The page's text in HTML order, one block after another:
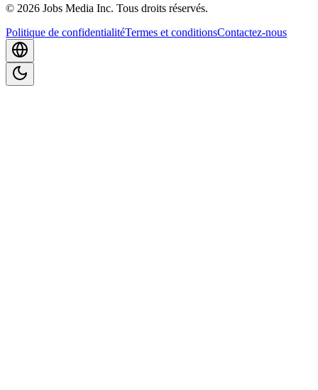
© 2026 Jobs Media Inc. Tous droits réservés.
Politique de confidentialitéTermes et conditionsContactez-nous